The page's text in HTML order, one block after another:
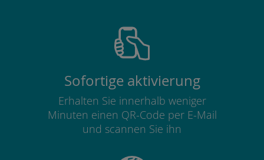
Sofortige aktivierung
Erhalten Sie innerhalb weniger
Minuten einen QR-Code per E-Mail
und scannen Sie ihn